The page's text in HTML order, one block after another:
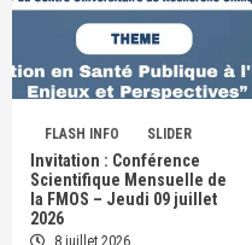
FLASH INFO SLIDER
Invitation : Conférence
Scientifique Mensuelle de
la FMOS – Jeudi 09 juillet
2026
8 juillet 2026